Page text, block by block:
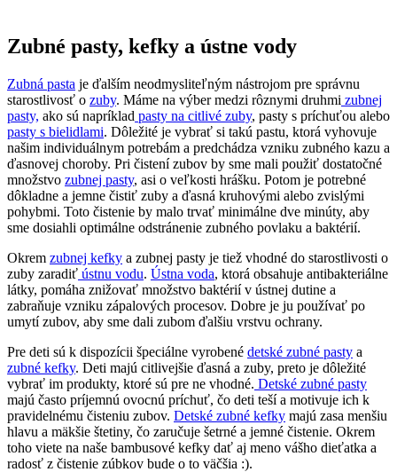
Zubné pasty, kefky a ústne vody
Zubná pasta je ďalším neodmysliteľným nástrojom pre správnu
starostlivosť o zuby. Máme na výber medzi rôznymi druhmi zubnej
pasty, ako sú napríklad pasty na citlivé zuby, pasty s príchuťou alebo
pasty s bielidlami. Dôležité je vybrať si takú pastu, ktorá vyhovuje
našim individuálnym potrebám a predchádza vzniku zubného kazu a
ďasnovej choroby. Pri čistení zubov by sme mali použiť dostatočné
množstvo zubnej pasty, asi o veľkosti hrášku. Potom je potrebné
dôkladne a jemne čistiť zuby a ďasná kruhovými alebo zvislými
pohybmi. Toto čistenie by malo trvať minimálne dve minúty, aby
sme dosiahli optimálne odstránenie zubného povlaku a baktérií.
Okrem zubnej kefky a zubnej pasty je tiež vhodné do starostlivosti o
zuby zaradiť ústnu vodu. Ústna voda, ktorá obsahuje antibakteriálne
látky, pomáha znižovať množstvo baktérií v ústnej dutine a
zabraňuje vzniku zápalových procesov. Dobre je ju používať po
umytí zubov, aby sme dali zubom ďalšiu vrstvu ochrany.
Pre deti sú k dispozícii špeciálne vyrobené detské zubné pasty a
zubné kefky. Deti majú citlivejšie ďasná a zuby, preto je dôležité
vybrať im produkty, ktoré sú pre ne vhodné. Detské zubné pasty
majú často príjemnú ovocnú príchuť, čo deti teší a motivuje ich k
pravidelnému čisteniu zubov. Detské zubné kefky majú zasa menšiu
hlavu a mäkšie štetiny, čo zaručuje šetrné a jemné čistenie. Okrem
toho viete na naše bambusové kefky dať aj meno vášho dieťatka a
radosť z čistenie zúbkov bude o to väčšia :).